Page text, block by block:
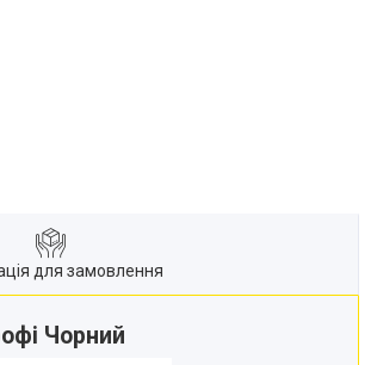
для замовлення
Чорний